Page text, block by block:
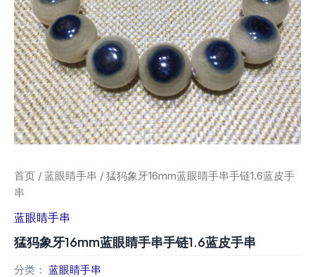
首页 / 蓝眼睛手串 / 猛犸象牙16mm蓝眼睛手串手链1.6蓝皮手
串
蓝眼睛手串
猛犸象牙16mm蓝眼睛手串手链1.6蓝皮手串
分类： 蓝眼睛手串